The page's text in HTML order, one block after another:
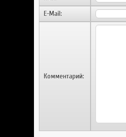
E-Mail:
Комментарий: